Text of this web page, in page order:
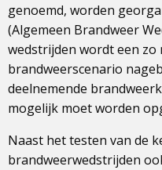
genoemd, worden
(Algemeen Brandweer
wedstrijden wordt een
brandweerscenario
deelnemende
mogelijk moet worden
Naast het testen van de
brandweerwedstrijden